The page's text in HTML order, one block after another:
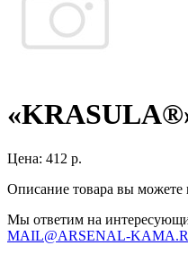
Цена: 412 р.
Описание товара вы можете
Мы ответим на
MAIL@ARSENAL-